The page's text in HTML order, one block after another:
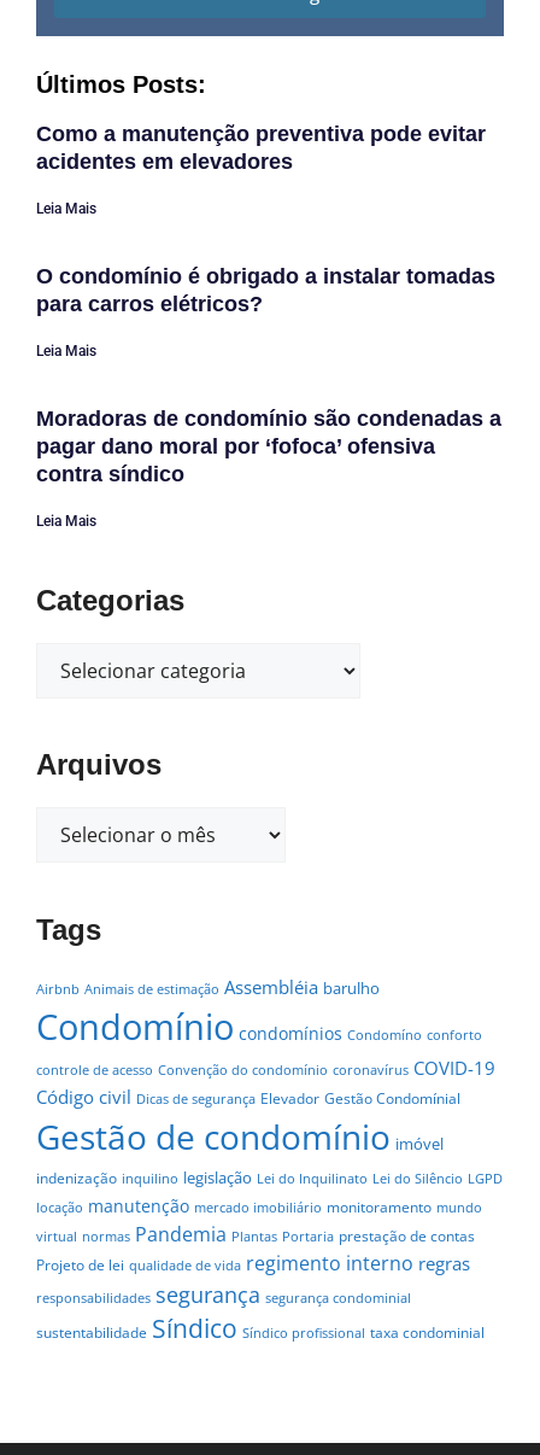
Últimos Posts:
Como a manutenção preventiva pode evitar
acidentes em elevadores
Leia Mais
O condomínio é obrigado a instalar tomadas
para carros elétricos?
Leia Mais
Moradoras de condomínio são condenadas a
pagar dano moral por ‘fofoca’ ofensiva
contra síndico
Leia Mais
Categorias
Arquivos
Tags
Airbnb Animais de estimação Assembléia barulho
Condomínio condomínios Condomíno conforto
controle de acesso Convenção do condomínio coronavírus COVID-19
Código civil Dicas de segurança Elevador Gestão Condomínial
Gestão de condomínio imóvel
indenização inquilino legislação Lei do Inquilinato Lei do Silêncio LGPD
locação manutenção mercado imobiliário monitoramento mundo
virtual normas Pandemia Plantas Portaria prestação de contas
Projeto de lei qualidade de vida regimento interno regras
responsabilidades segurança segurança condominial
sustentabilidade Síndico Síndico profissional taxa condominial